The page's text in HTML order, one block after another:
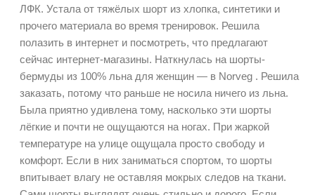
ЛФК. Устала от тяжёлых шорт из хлопка, синтетики и
прочего материала во время тренировок. Решила
полазить в интернет и посмотреть, что предлагают
сейчас интернет-магазины. Наткнулась на шорты-
бермуды из 100% льна для женщин — в Norveg . Решила
заказать, потому что раньше не носила ничего из льна.
Была приятно удивлена тому, насколько эти шорты
лёгкие и почти не ощущаются на ногах. При жаркой
температуре на улице ощущала просто свободу и
комфорт. Если в них заниматься спортом, то шорты
впитывает влагу не оставляя мокрых следов на ткани.